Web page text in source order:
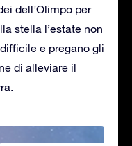
dell’Olimpo per
stella l’estate non
e pregano gli
di alleviare il